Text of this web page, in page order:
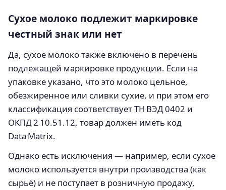
Сухое молоко подлежит маркировке
честный знак или нет
Да, сухое молоко также включено в перечень
подлежащей маркировке продукции. Если на
упаковке указано, что это молоко цельное,
обезжиренное или сливки сухие, и при этом его
классификация соответствует ТН ВЭД 0402 и
ОКПД 2 10.51.12, товар должен иметь код
Data Matrix.
Однако есть исключения — например, если сухое
молоко используется внутри производства (как
сырьё) и не поступает в розничную продажу,